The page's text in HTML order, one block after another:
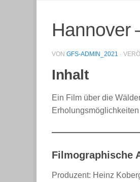
Hannover
VON GFS-ADMIN_2021 ·
Inhalt
Ein Film über die
Filmographische
Produzent: Heinz